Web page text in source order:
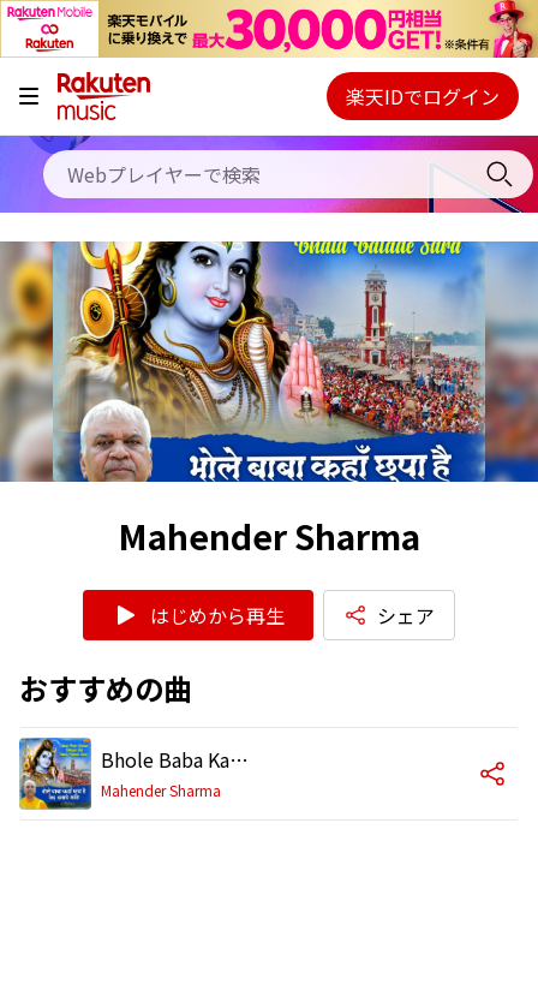
キャンペーン
料金プラン
使い方
初回30日間無料お試し
Webプレイヤー
ご契約内容の確認・変更
楽天IDでログイン
Mahender Sharma
はじめから再生 シェア
おすすめの曲
Bhole Baba Kahan Chhupa Hai Bhaid Batade Sara
Mahender Sharma